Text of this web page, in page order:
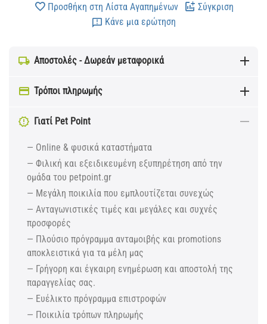
Προσθήκη στη Λίστα Αγαπημένων
Σύγκριση
Κάνε μια ερώτηση
Αποστολές - Δωρεάν μεταφορικά
Τρόποι πληρωμής
Γιατί Pet Point
— Online & φυσικά καταστήματα
— Φιλική και εξειδικευμένη εξυπηρέτηση από την
ομάδα του petpoint.gr
— Μεγάλη ποικιλία που εμπλουτίζεται συνεχώς
— Ανταγωνιστικές τιμές και μεγάλες και συχνές
προσφορές
— Πλούσιο πρόγραμμα ανταμοιβής και promotions
αποκλειστικά για τα μέλη μας
— Γρήγορη και έγκαιρη ενημέρωση και αποστολή της
παραγγελίας σας.
— Ευέλικτο πρόγραμμα επιστροφών
— Ποικιλία τρόπων πληρωμής